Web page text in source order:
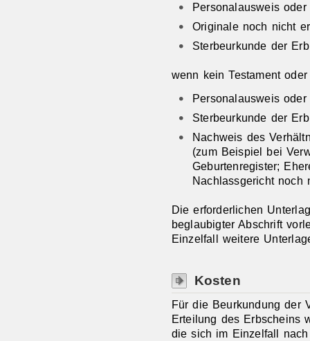
Personalausweis
Originale noch nicht
Sterbeurkunde der
wenn kein Testament
Personalausweis
Sterbeurkunde der
Nachweis des
(zum Beispiel bei
Geburtenregister;
Nachlassgericht noch
Die erforderlichen
beglaubigter Abschrift
Einzelfall weitere
Kosten
Für die Beurkundung der
Erteilung des Erbscheins
die sich im Einzelfall